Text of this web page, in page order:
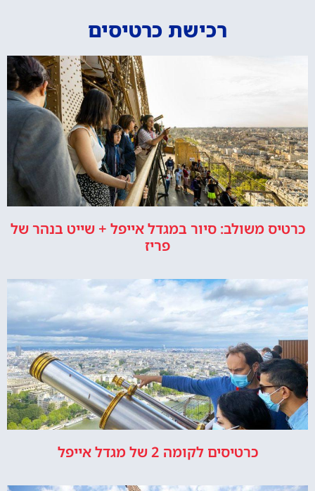
רכישת כרטיסים
כרטיס משולב: סיור במגדל אייפל + שייט בנהר של
פריז
כרטיסים לקומה 2 של מגדל אייפל